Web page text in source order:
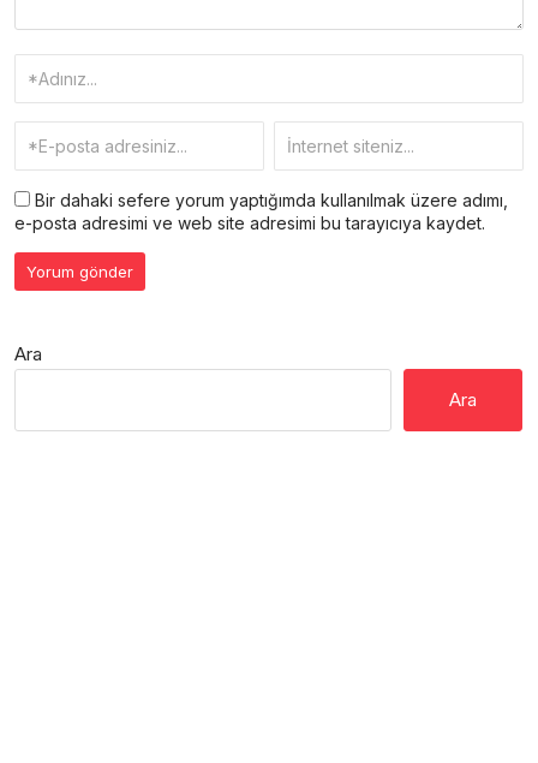
Bir dahaki sefere yorum yaptığımda kullanılmak üzere adımı,
e-posta adresimi ve web site adresimi bu tarayıcıya kaydet.
Ara
Ara